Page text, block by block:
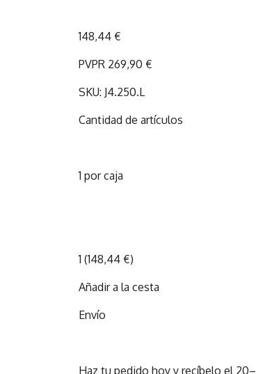
148,44 €
PVPR 269,90 €
SKU: J4.250.L
Cantidad de artículos
1 por caja
1 (148,44 €)
Añadir a la cesta
Envío
Haz tu pedido hoy y recíbelo el 20–